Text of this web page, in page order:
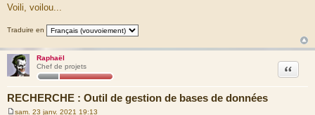
Voili, voilou...
Traduire en
Raphaël
Chef de projets
RECHERCHE : Outil de gestion de bases de données
Citation
sam. 23 janv. 2021 19:13